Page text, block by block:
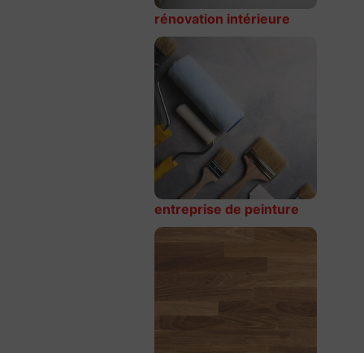
rénovation intérieure
entreprise de peinture